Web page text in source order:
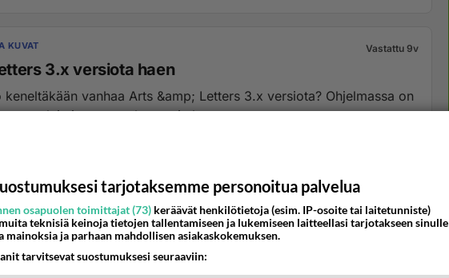
KUVAT Vastattu 9v
3.x versiota haen
vanhaa Arts &amp; Letters 3.x versiota? Ohjelmassa on
ja asennuskorppuja kym...
tarjotaksemme personoitua palvelua
osapuolen toimittajat (73) keräävät henkilötietoja (esim. IP-osoite tai laitetunniste)
teknisiä keinoja tietojen tallentamiseen ja lukemiseen laitteellasi tarjotakseen sinulle
ja parhaan mahdollisen asiakaskokemuksen.
tarvitsevat suostumuksesi seuraaviin: